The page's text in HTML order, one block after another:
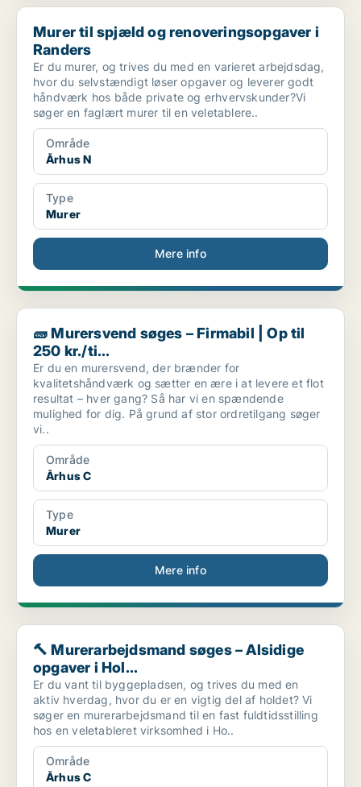
Murer til spjæld og renoveringsopgaver i Randers
Murer til spjæld og renoveringsopgaver i
Randers
Er du murer, og trives du med en varieret arbejdsdag,
hvor du selvstændigt løser opgaver og leverer godt
håndværk hos både private og erhvervskunder?Vi
søger en faglært murer til en veletablere..
Område
Århus N
Type
Murer
Mere info
🧱 Murersvend søges – Firmabil | Op til 250 kr./ti...
🧱 Murersvend søges – Firmabil | Op til
250 kr./ti...
Er du en murersvend, der brænder for
kvalitetshåndværk og sætter en ære i at levere et flot
resultat – hver gang? Så har vi en spændende
mulighed for dig. På grund af stor ordretilgang søger
vi..
Område
Århus C
Type
Murer
Mere info
🔨 Murerarbejdsmand søges – Alsidige opgaver i Hol...
🔨 Murerarbejdsmand søges – Alsidige
opgaver i Hol...
Er du vant til byggepladsen, og trives du med en
aktiv hverdag, hvor du er en vigtig del af holdet? Vi
søger en murerarbejdsmand til en fast fuldtidsstilling
hos en veletableret virksomhed i Ho..
Område
Århus C